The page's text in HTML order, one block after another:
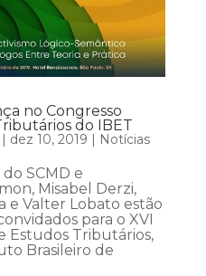
no Congresso
do IBET
dez 10, 2019 Notícias
SCMD e
Misabel Derzi,
e Valter Lobato estão
para o XVI
Estudos Tributários,
Brasileiro de